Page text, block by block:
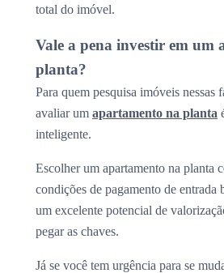
total do imóvel.
Vale a pena investir em um
planta?
Para quem pesquisa imóveis nessas
avaliar um apartamento na planta
inteligente.
Escolher um apartamento na planta
condições de pagamento de entrada
um excelente potencial de
pegar as chaves.
Já se você tem urgência para se